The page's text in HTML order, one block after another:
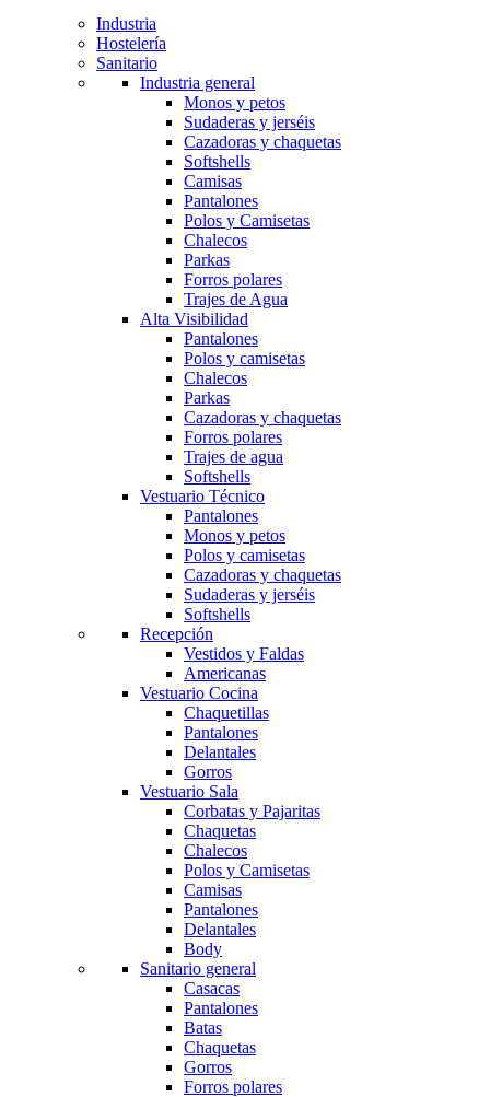
Industria
Hostelería
Sanitario
Industria general
Monos y petos
Sudaderas y jerséis
Cazadoras y chaquetas
Softshells
Camisas
Pantalones
Polos y Camisetas
Chalecos
Parkas
Forros polares
Trajes de Agua
Alta Visibilidad
Pantalones
Polos y camisetas
Chalecos
Parkas
Cazadoras y chaquetas
Forros polares
Trajes de agua
Softshells
Vestuario Técnico
Pantalones
Monos y petos
Polos y camisetas
Cazadoras y chaquetas
Sudaderas y jerséis
Softshells
Recepción
Vestidos y Faldas
Americanas
Vestuario Cocina
Chaquetillas
Pantalones
Delantales
Gorros
Vestuario Sala
Corbatas y Pajaritas
Chaquetas
Chalecos
Polos y Camisetas
Camisas
Pantalones
Delantales
Body
Sanitario general
Casacas
Pantalones
Batas
Chaquetas
Gorros
Forros polares